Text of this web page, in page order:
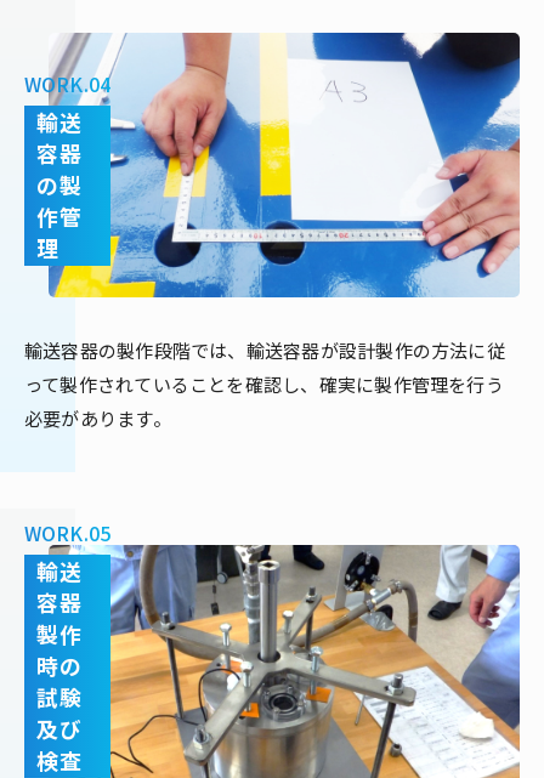
WORK.04
輸送
容器
の製
作管
理
輸送容器の製作段階では、輸送容器が設計製作の方法に従
って製作されていることを確認し、確実に製作管理を行う
必要があります。
WORK.05
輸送
容器
製作
時の
試験
及び
検査